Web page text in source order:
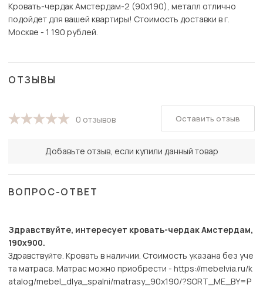
Кровать-чердак Амстердам-2 (90х190), металл отлично
подойдет для вашей квартиры! Стоимость доставки в г.
Москве - 1 190 рублей.
ОТЗЫВЫ
0 отзывов
Добавьте отзыв, если купили данный товар
Оставить отзыв
ВОПРОС-ОТВЕТ
Здравствуйте, интересует кровать-чердак Амстердам,
190х900.
Здравствуйте. Кровать в наличии. Стоимость указана без уче
та матраса. Матрас можно приобрести - https://mebelvia.ru/k
atalog/mebel_dlya_spalni/matrasy_90x190/?SORT_ME_BY=P